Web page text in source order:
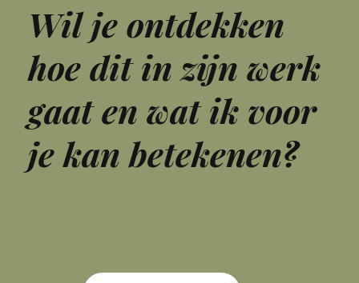
Wil je ontdekken
hoe dit in zijn werk
gaat en wat ik voor
je kan betekenen?